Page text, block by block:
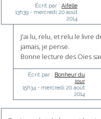
Écrit par : Aifelle
13h39- mercredi 20 août
2014
J'ai lu, relu, et relu le livre
jamais, je pense.
Bonne lecture des Oies
Écrit par : Bonheur du
jour
15h34 - mercredi 20 août
2014